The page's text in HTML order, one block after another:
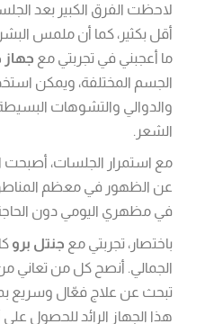
لاحظت الفرق الكبير بعد
أقل بكثير، كما أن ملمس
ما أعجبني في تجربتي مع جهاز
الجسم المختلفة، ويمكن
والدوالي والتشوهات
الشعر.
مع استمرار الجلسات، أصبحت
عن الظهور في معظم
في مظهري اليومي دون الحاجة
باختصار، تجربتي مع جنتل برو
الجمالي. أنصح كل من تعاني
تبحث عن علاج فعّال وسريع
هذا الجهاز الرائد للحصول على